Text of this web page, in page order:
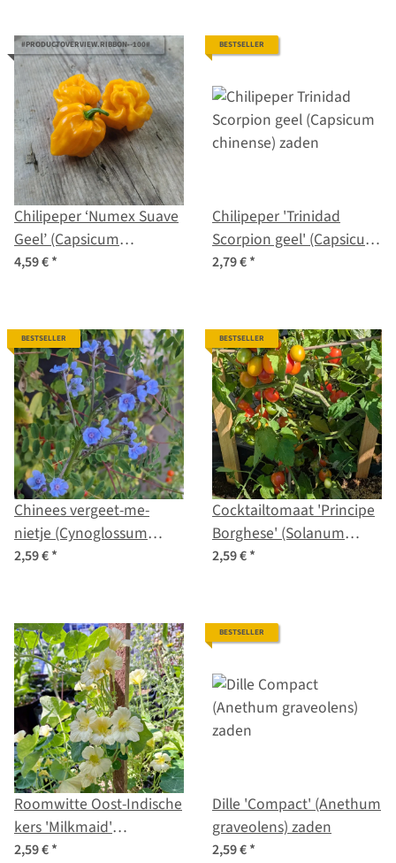
#PRODUCTOVERVIEW.RIBBON--100#
Chilipeper ‘Numex Suave
Geel’ (Capsicum
chinense) biologische
4,59 €*
BESTSELLER
Chilipeper 'Trinidad
Scorpion geel' (Capsicum
chinense) zaden
2,79 €*
BESTSELLER
Chinees vergeet-me-
nietje (Cynoglossum
amabile)
2,59 €*
BESTSELLER
Cocktailtomaat 'Principe
Borghese' (Solanum
lycopersicum) zaad
2,59 €*
Roomwitte Oost-Indische
kers 'Milkmaid'
(Tropaeolum majus)
2,59 €*
BESTSELLER
Dille 'Compact' (Anethum
graveolens) zaden
2,59 €*